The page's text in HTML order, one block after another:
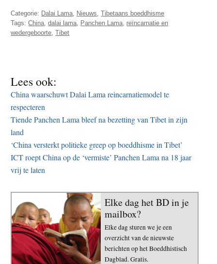
Categorie: Dalai Lama Nieuws ,Tibetaans boeddhisme
Tags:China ,dalai lama Panchen Lama reïncarnatie en
wedergeboorte ,Tibet
Lees ook:
China waarschuwt Dalai Lama reincarnatiemodel te
respecteren
Tiende Panchen Lama bleef na bezetting van Tibet in zijn
land
‘China versterkt politieke greep op boeddhisme in Tibet’
ICT roept China op de ‘vermiste’ Panchen Lama na 18 jaar
vrij te laten
Elke dag het BD in je
mailbox?
Elke dag sturen we je een
overzicht van de nieuwste
berichten op het Boeddhistisch
Dagblad. Gratis.